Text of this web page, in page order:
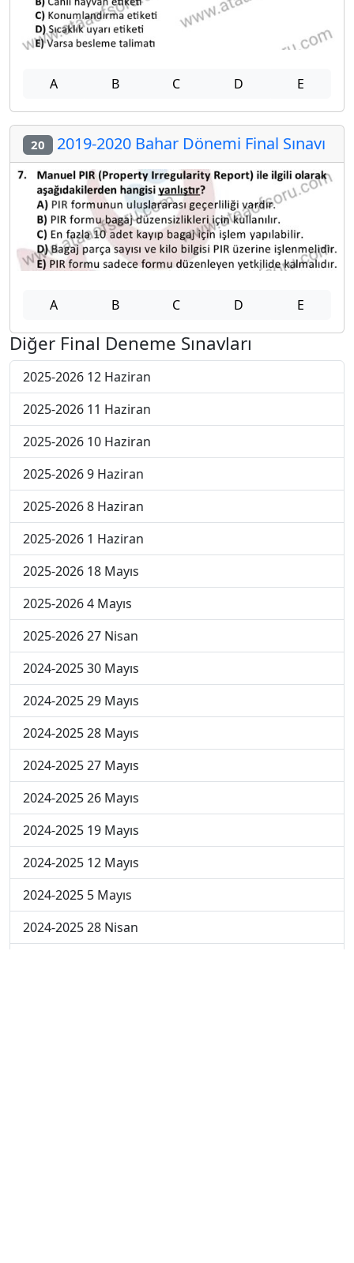
A B C D E
20 2019-2020 Bahar Dönemi Final Sınavı
A B C D E
Diğer Final Deneme Sınavları
2025-2026 12 Haziran
2025-2026 11 Haziran
2025-2026 10 Haziran
2025-2026 9 Haziran
2025-2026 8 Haziran
2025-2026 1 Haziran
2025-2026 18 Mayıs
2025-2026 4 Mayıs
2025-2026 27 Nisan
2024-2025 30 Mayıs
2024-2025 29 Mayıs
2024-2025 28 Mayıs
2024-2025 27 Mayıs
2024-2025 26 Mayıs
2024-2025 19 Mayıs
2024-2025 12 Mayıs
2024-2025 5 Mayıs
2024-2025 28 Nisan